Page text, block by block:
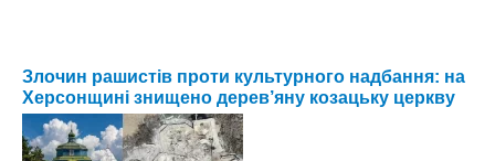
Злочин рашистів проти культурного надбання: на
Херсонщині знищено дерев’яну козацьку церкву